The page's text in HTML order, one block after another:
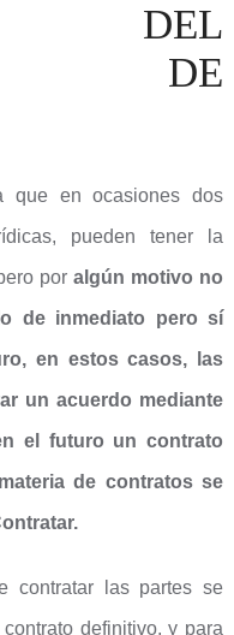
DEL
DE
que en ocasiones dos
pueden tener la
poralgún motivo no
de inmediato pero sí
en estos casos, las
un acuerdo mediante
el futuro un contrato
de contratos se
contratar las partes se
definitivo, y para